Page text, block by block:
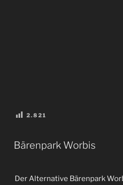
2.821
VERÖFFENTLICHT
AM
Bärenpark Worbis
Der Alternative Bärenpark